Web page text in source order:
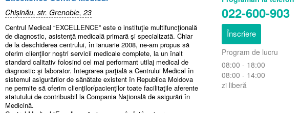
Chișinău, str. Grenoble, 23
Centrul Medical “EXCELLENCE” este o instituţie multifuncţională
de diagnostic, asistenţă medicală primară şi specializată. Chiar
de la deschiderea centrului, în ianuarie 2008, ne-am propus să
oferim clienţilor noştri servicii medicale complete, la un înalt
standard calitativ folosind cel mai performant utilaj medical de
diagnostic şi laborator. Integrarea parţială a Centrului Medical în
sistemul asigurărilor de sănătate existent în Republica Moldova
ne permite să oferim clienţilor/pacienţilor toate facilitaţile aferente
statutului de contribuabil la Compania Naţională de asigurări în
Medicină.
022-600-903
Înscriere
Program de lucru
08:00 - 18:00
08:00 - 14:00
zi liberă